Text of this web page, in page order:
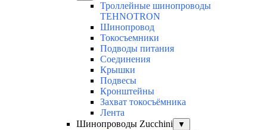
Троллейные шинопроводы
TEHNOTRON
Шинопровод
Токосъемники
Подводы питания
Соединения
Крышки
Подвесы
Кронштейны
Захват токосъёмника
Лента
Шинопроводы Zucchini
▼